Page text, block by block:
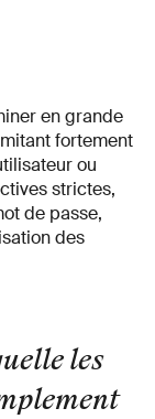
en grande
fortement
ou
strictes,
de passe,
des
les